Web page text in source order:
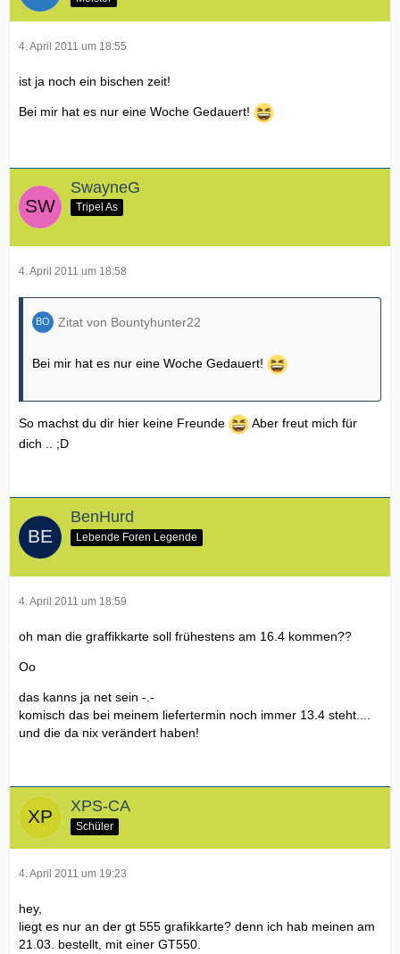
4. April 2011 um 18:55
ist ja noch ein bischen zeit!
Bei mir hat es nur eine Woche Gedauert!
SwayneG
Tripel As
4. April 2011 um 18:58
Zitat von Bountyhunter22
Bei mir hat es nur eine Woche Gedauert!
So machst du dir hier keine Freunde
Aber freut mich für
dich .. ;D
BenHurd
Lebende Foren Legende
4. April 2011 um 18:59
oh man die graffikkarte soll frühestens am 16.4 kommen??
Oo
das kanns ja net sein -.-
komisch das bei meinem liefertermin noch immer 13.4 steht....
und die da nix verändert haben!
XPS-CA
Schüler
4. April 2011 um 19:23
hey,
liegt es nur an der gt 555 grafikkarte? denn ich hab meinen am
21.03. bestellt, mit einer GT550.